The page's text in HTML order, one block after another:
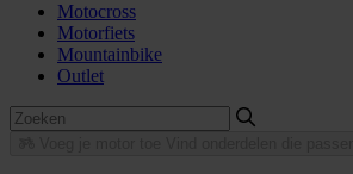
Motocross
Motorfiets
Mountainbike
Outlet